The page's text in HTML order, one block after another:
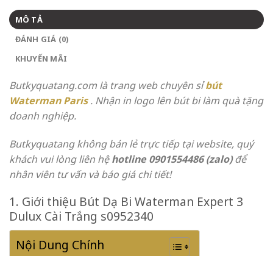
MÔ TẢ
ĐÁNH GIÁ (0)
KHUYẾN MÃI
Butkyquatang.com là trang web chuyên sỉ bút
Waterman Paris. Nhận in logo lên bút bi làm quà tặng
doanh nghiệp.
Butkyquatang không bán lẻ trực tiếp tại website, quý
khách vui lòng liên hệhotline 0901554486 (zalo)để
nhân viên tư vấn và báo giá chi tiết!
1. Giới thiệu Bút Dạ Bi Waterman Expert 3
Dulux Cài Trắng s0952340
Nội Dung Chính